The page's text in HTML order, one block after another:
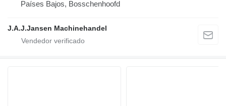
Países Bajos, Bosschenhoofd
J.A.J.Jansen Machinehandel